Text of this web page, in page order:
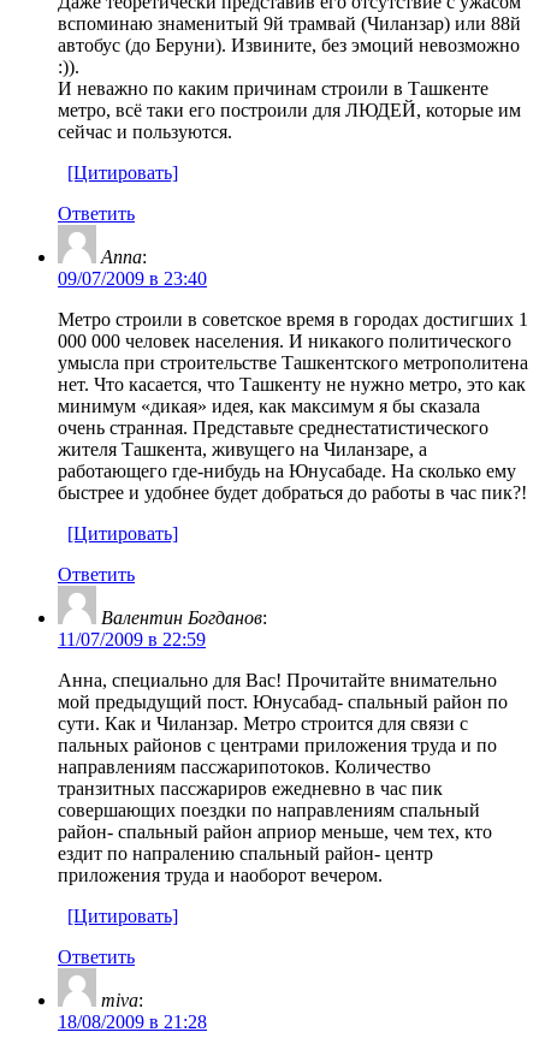
вспоминаю знаменитый 9й трамвай (Чиланзар) или 88й
автобус (до Беруни). Извините, без эмоций невозможно
:)).
И неважно по каким причинам строили в Ташкенте
метро, всё таки его построили для ЛЮДЕЙ, которые им
сейчас и пользуются.
[Цитировать]
Ответить
Anna:
09/07/2009 в 23:40
Метро строили в советское время в городах достигших 1
000 000 человек населения. И никакого политического
умысла при строительстве Ташкентского метрополитена
нет. Что касается, что Ташкенту не нужно метро, это как
минимум «дикая» идея, как максимум я бы сказала
очень странная. Представьте среднестатистического
жителя Ташкента, живущего на Чиланзаре, а
работающего где-нибудь на Юнусабаде. На сколько ему
быстрее и удобнее будет добраться до работы в час пик?!
[Цитировать]
Ответить
Валентин Богданов:
11/07/2009 в 22:59
Анна, специально для Вас! Прочитайте внимательно
мой предыдущий пост. Юнусабад- спальный район по
сути. Как и Чиланзар. Метро строится для связи с
пальных районов с центрами приложения труда и по
направлениям пассжарипотоков. Количество
транзитных пассжариров ежедневно в час пик
совершающих поездки по направлениям спальный
район- спальный район априор меньше, чем тех, кто
ездит по напралению спальный район- центр
приложения труда и наоборот вечером.
[Цитировать]
Ответить
miva:
18/08/2009 в 21:28